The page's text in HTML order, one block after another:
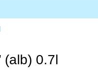
(alb) 0.7l